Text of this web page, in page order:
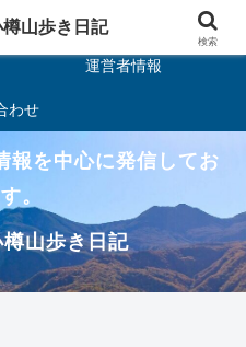
報を中心に発信してお
。
山歩き日記
キノコ
運営者情報
わせ
山歩き日記
検索